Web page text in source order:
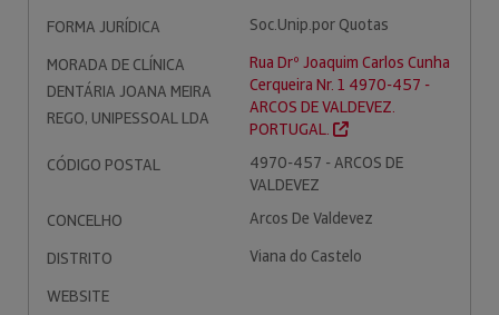
FORMA JURÍDICA
Soc.Unip.por Quotas
MORADA DE CLÍNICA
DENTÁRIA JOANA MEIRA
REGO, UNIPESSOAL LDA
Rua Drº Joaquim Carlos Cunha
Cerqueira Nr. 1 4970-457 -
ARCOS DE VALDEVEZ.
PORTUGAL.
CÓDIGO POSTAL
4970-457 - ARCOS DE
VALDEVEZ
CONCELHO
Arcos De Valdevez
DISTRITO
Viana do Castelo
WEBSITE